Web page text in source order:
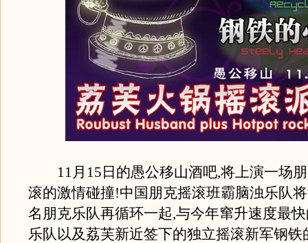
11月15日的愚公移山酒吧,将上演一场朋
滚的激情碰撞!中国朋克摇滚班霸脑浊乐队
名朋克乐队再循环一起,与今年窜升速度最
乐队以及荔芙新近签下的独立摇滚新军钢铁